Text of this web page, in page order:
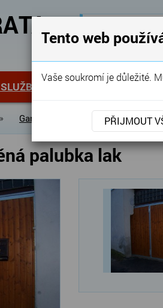
Garážová
SERVIS
» Garážová vrata Křídlová
palubka lak
Tento web
Vaše soukromí je důležité.
PŘIJMOUT